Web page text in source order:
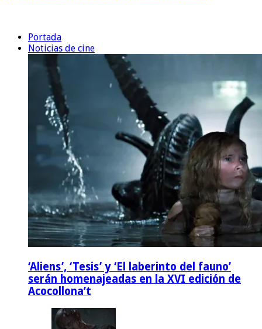
Portada
Noticias de cine
‘Aliens’, ‘Tesis’ y ‘El laberinto del fauno’
serán homenajeadas en la XVI edición de
Acocollona’t